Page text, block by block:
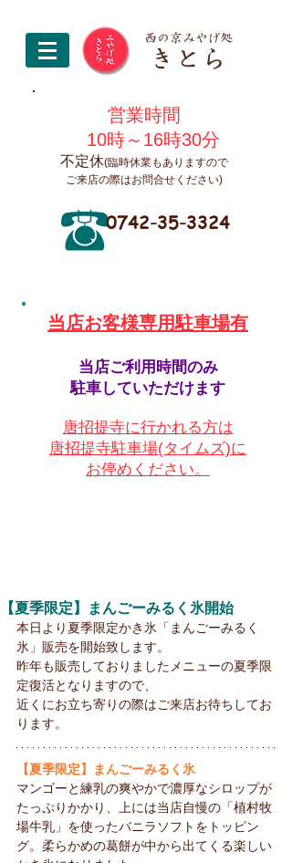
0742-35-3324
営業時間
10時～16時30分
不定休(臨時休業もありますので
ご来店の際はお問合せください)
​当店お客様専用駐車場有
当店ご利用時間のみ
駐車していただけます
唐招提寺に行かれる方は
唐招提寺駐車場(タイムズ)に
お停めください。
【夏季限定】まんごーみるく氷開始
本日より夏季限定かき氷「まんごーみるく
氷」販売を開始致します。
昨年も販売しておりましたメニューの夏季限
定復活となりますので、
近くにお立ち寄りの際はご来店お待ちしてお
ります。
【夏季限定】まんごーみるく氷
マンゴーと練乳の爽やかで濃厚なシロップが
たっぷりかかり、上には当店自慢の「植村牧
場牛乳」を使ったバニラソフトをトッピン
グ。柔らかめの葛餅が中から出てくる楽しい